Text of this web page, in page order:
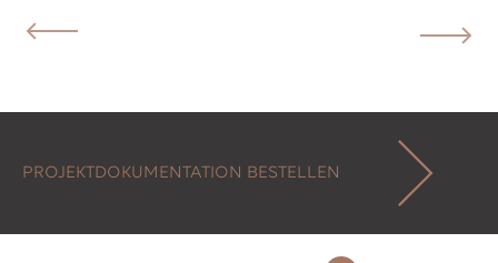
PROJEKTDOKUMENTATION BESTELLEN